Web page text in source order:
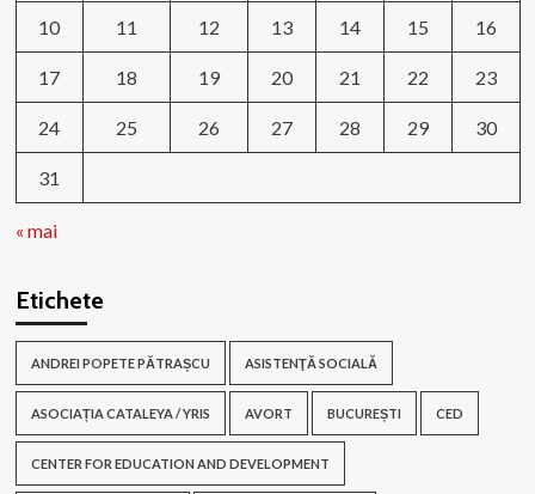
10 11 12 13 14 15 16
17 18 19 20 21 22 23
24 25 26 27 28 29 30
31
« mai
Etichete
ANDREI POPETE PĂTRAȘCU ASISTENŢĂ SOCIALĂ
ASOCIAȚIA CATALEYA / YRIS AVORT BUCUREȘTI CED
CENTER FOR EDUCATION AND DEVELOPMENT